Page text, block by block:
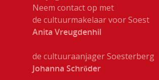
Neem contact op met
de cultuurmakelaar voor Soest
Anita Vreugdenhil
de cultuuraanjager Soesterberg
Johanna Schröder